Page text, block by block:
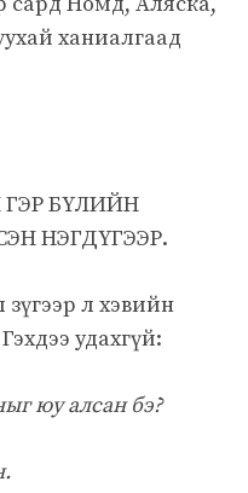
ханиалгаад
БҮЛИЙН
НЭГДҮГЭЭР.
л хэвийн
удахгүй:
юу алсан бэ?